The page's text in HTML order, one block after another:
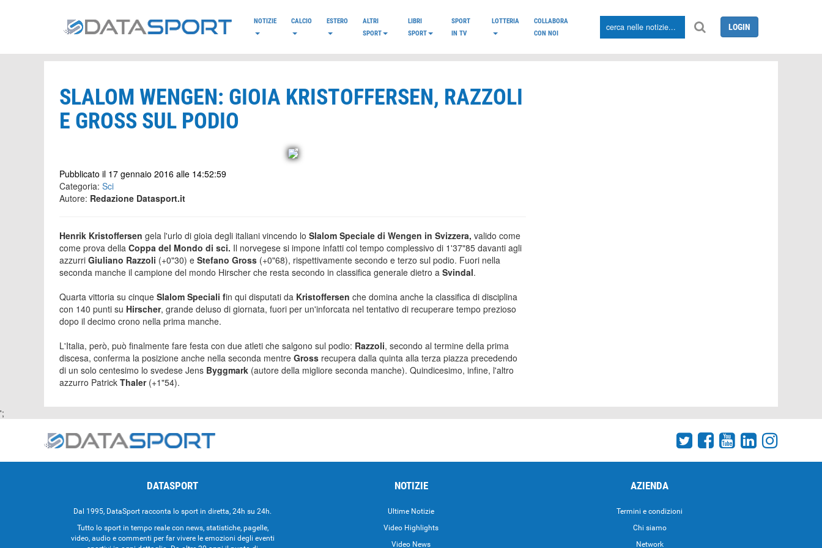
NOTIZIE CALCIO ESTERO
ALTRI
SPORT
LIBRI
SPORT
SPORT
IN TV
LOTTERIA
COLLABORA
CON NOI
LOGIN
SLALOM WENGEN: GIOIA KRISTOFFERSEN, RAZZOLI
E GROSS SUL PODIO
Pubblicato il 17 gennaio 2016 alle 14:52:59
Categoria: Sci
Autore: Redazione Datasport.it
Henrik Kristoffersen gela l'urlo di gioia degli italiani vincendo lo Slalom Speciale di Wengen in Svizzera, valido come
come prova della Coppa del Mondo di sci. Il norvegese si impone infatti col tempo complessivo di 1'37"85 davanti agli
azzurri Giuliano Razzoli (+0"30) e Stefano Gross (+0"68), rispettivamente secondo e terzo sul podio. Fuori nella
seconda manche il campione del mondo Hirscher che resta secondo in classifica generale dietro a Svindal.
Quarta vittoria su cinque Slalom Speciali fin qui disputati da Kristoffersen che domina anche la classifica di disciplina
con 140 punti su Hirscher, grande deluso di giornata, fuori per un'inforcata nel tentativo di recuperare tempo prezioso
dopo il decimo crono nella prima manche.
L'Italia, però, può finalmente fare festa con due atleti che salgono sul podio: Razzoli, secondo al termine della prima
discesa, conferma la posizione anche nella seconda mentre Gross recupera dalla quinta alla terza piazza precedendo
di un solo centesimo lo svedese Jens Byggmark (autore della migliore seconda manche). Quindicesimo, infine, l'altro
azzurro Patrick Thaler (+1"54).
';
DATASPORT
Dal 1995, DataSport racconta lo sport in diretta, 24h su 24h.
Tutto lo sport in tempo reale con news, statistiche, pagelle,
video, audio e commenti per far vivere le emozioni degli eventi
NOTIZIE
Ultime Notizie
Video Highlights
Video News
AZIENDA
Termini e condizioni
Chi siamo
Network